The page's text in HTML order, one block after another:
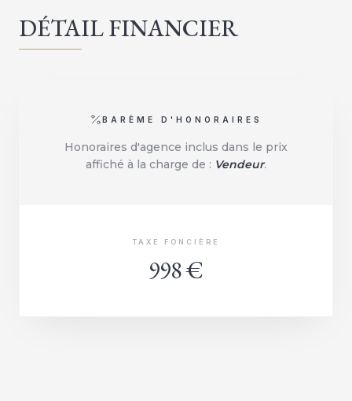
DÉTAIL FINANCIER
BARÈME D'HONORAIRES
Honoraires d'agence inclus dans le prix
affiché à la charge de : Vendeur.
TAXE FONCIÈRE
998 €